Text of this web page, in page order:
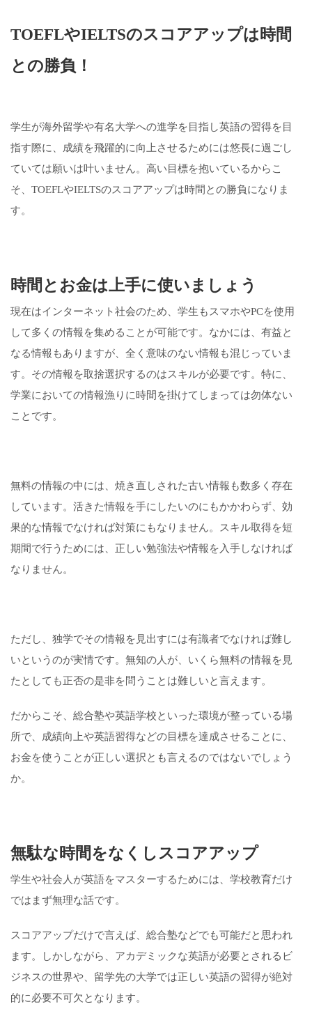
TOEFLやIELTSのスコアアップは時間
との勝負！
学生が海外留学や有名大学への進学を目指し英語の習得を目
指す際に、成績を飛躍的に向上させるためには悠長に過ごし
ていては願いは叶いません。高い目標を抱いているからこ
そ、TOEFLやIELTSのスコアアップは時間との勝負になりま
す。
時間とお金は上手に使いましょう
現在はインターネット社会のため、学生もスマホやPCを使用
して多くの情報を集めることが可能です。なかには、有益と
なる情報もありますが、全く意味のない情報も混じっていま
す。その情報を取捨選択するのはスキルが必要です。特に、
学業においての情報漁りに時間を掛けてしまっては勿体ない
ことです。
無料の情報の中には、焼き直しされた古い情報も数多く存在
しています。活きた情報を手にしたいのにもかかわらず、効
果的な情報でなければ対策にもなりません。スキル取得を短
期間で行うためには、正しい勉強法や情報を入手しなければ
なりません。
ただし、独学でその情報を見出すには有識者でなければ難し
いというのが実情です。無知の人が、いくら無料の情報を見
たとしても正否の是非を問うことは難しいと言えます。
だからこそ、総合塾や英語学校といった環境が整っている場
所で、成績向上や英語習得などの目標を達成させることに、
お金を使うことが正しい選択とも言えるのではないでしょう
か。
無駄な時間をなくしスコアアップ
学生や社会人が英語をマスターするためには、学校教育だけ
ではまず無理な話です。
スコアアップだけで言えば、総合塾などでも可能だと思われ
ます。しかしながら、アカデミックな英語が必要とされるビ
ジネスの世界や、留学先の大学では正しい英語の習得が絶対
的に必要不可欠となります。